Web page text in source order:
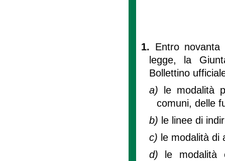
1. Entro
legge, la
Bollettino
a)
le modalità
comuni, delle
b) le linee di
c) le modalità di
d)
le